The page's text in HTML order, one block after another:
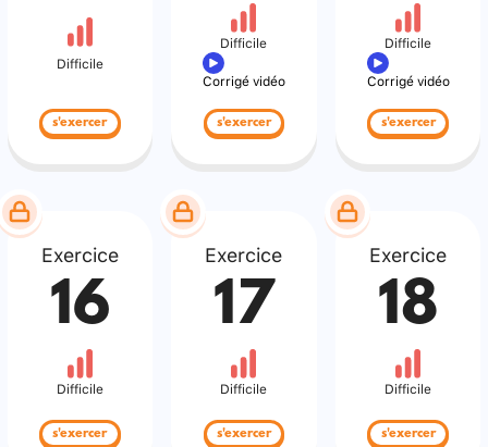
Difficile
s'exercer
Difficile
Corrigé vidéo
s'exercer
Difficile
Corrigé vidéo
s'exercer
Exercice
16
Difficile
s'exercer
Exercice
17
Difficile
s'exercer
Exercice
18
Difficile
s'exercer